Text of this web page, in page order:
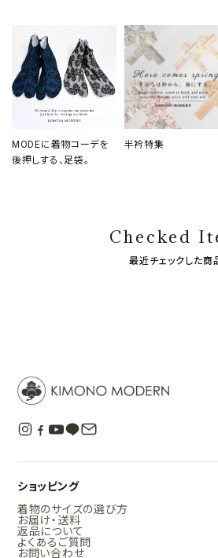
MODEに着物コーデを
後押しする、足袋。
半衿特集
Checked
最近チェックした商
ショッピング
着物のサイズの選び方
お届け・送料
返品について
よくあるご質問
お問い合わせ